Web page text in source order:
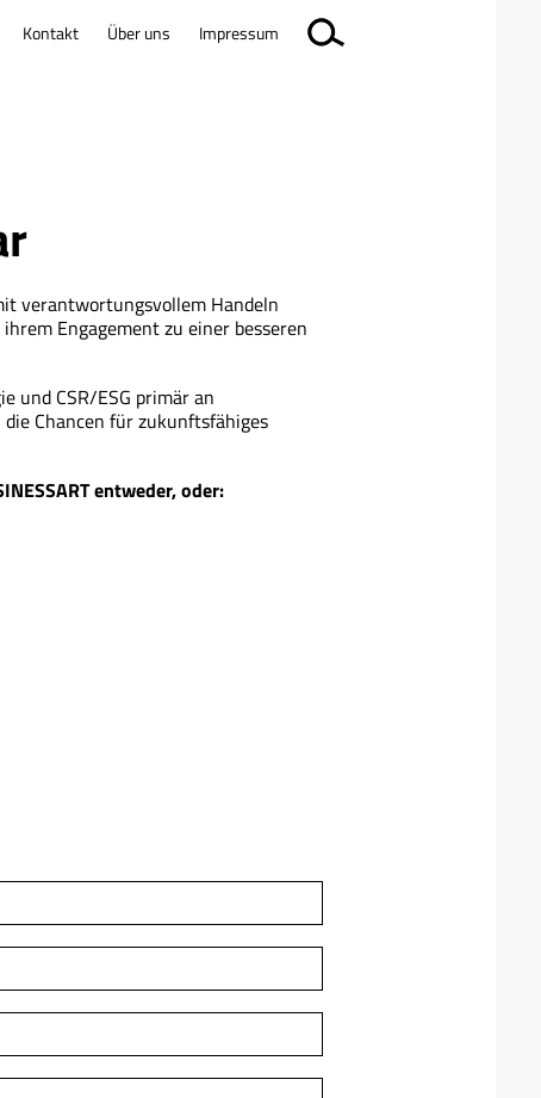
verantwortungsvollem Handeln
Engagement zu einer besseren
und CSR/ESG primär an
Chancen für zukunftsfähiges
entweder, oder:
Kontakt Über uns Impressum